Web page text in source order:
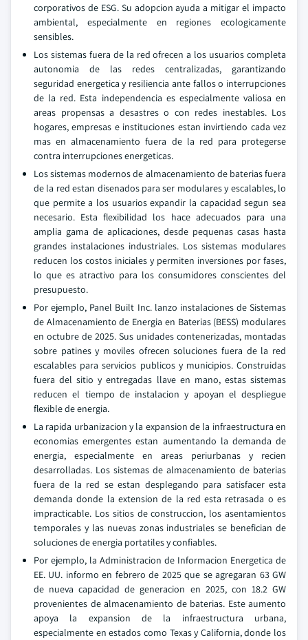
corporativos de ESG. Su adopcion ayuda a mitigar el impacto
ambiental, especialmente en regiones ecologicamente
sensibles.
Los sistemas fuera de la red ofrecen a los usuarios completa
autonomia de las redes centralizadas, garantizando
seguridad energetica y resiliencia ante fallos o interrupciones
de la red. Esta independencia es especialmente valiosa en
areas propensas a desastres o con redes inestables. Los
hogares, empresas e instituciones estan invirtiendo cada vez
mas en almacenamiento fuera de la red para protegerse
contra interrupciones energeticas.
Los sistemas modernos de almacenamiento de baterias fuera
de la red estan disenados para ser modulares y escalables, lo
que permite a los usuarios expandir la capacidad segun sea
necesario. Esta flexibilidad los hace adecuados para una
amplia gama de aplicaciones, desde pequenas casas hasta
grandes instalaciones industriales. Los sistemas modulares
reducen los costos iniciales y permiten inversiones por fases,
lo que es atractivo para los consumidores conscientes del
presupuesto.
Por ejemplo, Panel Built Inc. lanzo instalaciones de Sistemas
de Almacenamiento de Energia en Baterias (BESS) modulares
en octubre de 2025. Sus unidades contenerizadas, montadas
sobre patines y moviles ofrecen soluciones fuera de la red
escalables para servicios publicos y municipios. Construidas
fuera del sitio y entregadas llave en mano, estas sistemas
reducen el tiempo de instalacion y apoyan el despliegue
flexible de energia.
La rapida urbanizacion y la expansion de la infraestructura en
economias emergentes estan aumentando la demanda de
energia, especialmente en areas periurbanas y recien
desarrolladas. Los sistemas de almacenamiento de baterias
fuera de la red se estan desplegando para satisfacer esta
demanda donde la extension de la red esta retrasada o es
impracticable. Los sitios de construccion, los asentamientos
temporales y las nuevas zonas industriales se benefician de
soluciones de energia portatiles y confiables.
Por ejemplo, la Administracion de Informacion Energetica de
EE. UU. informo en febrero de 2025 que se agregaran 63 GW
de nueva capacidad de generacion en 2025, con 18.2 GW
provenientes de almacenamiento de baterias. Este aumento
apoya la expansion de la infraestructura urbana,
especialmente en estados como Texas y California, donde los